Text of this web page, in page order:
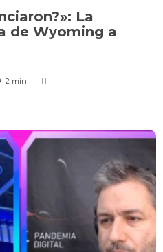
La
de Wyoming a
2 min